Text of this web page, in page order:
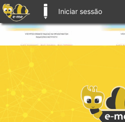
E-ME BLOGS
Iniciar sessão